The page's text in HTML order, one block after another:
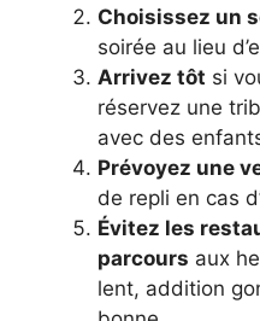
Choisissez un
soirée au lieu
Arrivez tôt si
réservez une
avec des
Prévoyez une
de repli en cas
Évitez les
parcours aux
lent, addition